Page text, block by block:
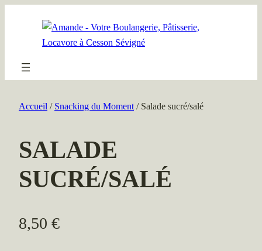
Accueil / Snacking du Moment / Salade sucré/salé
SALADE
SUCRÉ/SALÉ
8,50 €